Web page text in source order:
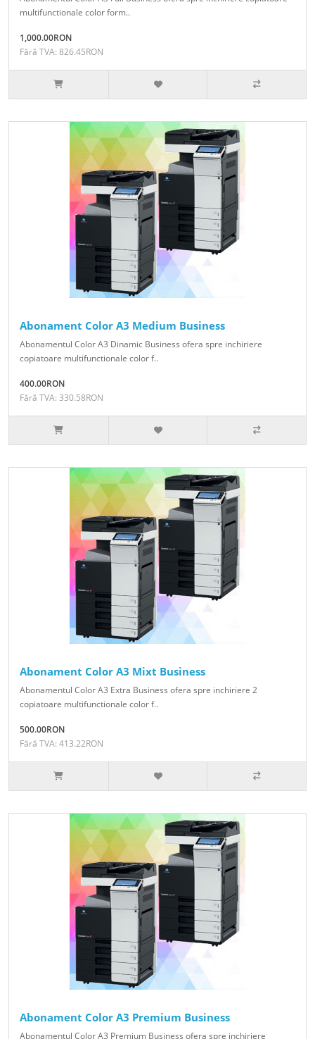
multifunctionale color form..
1,000.00RON
Fără TVA: 826.45RON
Abonament Color A3 Medium Business
Abonamentul Color A3 Dinamic Business ofera spre inchiriere
copiatoare multifunctionale color f..
400.00RON
Fără TVA: 330.58RON
Abonament Color A3 Mixt Business
Abonamentul Color A3 Extra Business ofera spre inchiriere 2
copiatoare multifunctionale color f..
500.00RON
Fără TVA: 413.22RON
Abonament Color A3 Premium Business
Abonamentul Color A3 Premium Business ofera spre inchiriere